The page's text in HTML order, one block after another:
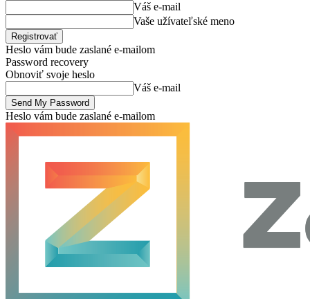
Váš e-mail
Vaše užívateľské meno
Heslo vám bude zaslané e-mailom
Password recovery
Obnoviť svoje heslo
Váš e-mail
Heslo vám bude zaslané e-mailom